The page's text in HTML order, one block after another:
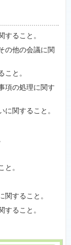
ること。
の他の会議に関
と。
項の処理に関す
関すること。
。
すること。
ること。